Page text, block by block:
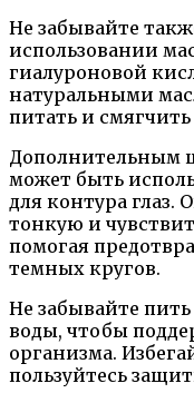
Не забывайте
использовании
гиалуроновой
натуральными
питать и
Дополнительным
может быть
для контура
тонкую и
помогая
темных кругов.
Не забывайте
воды, чтобы
организма.
пользуйтесь